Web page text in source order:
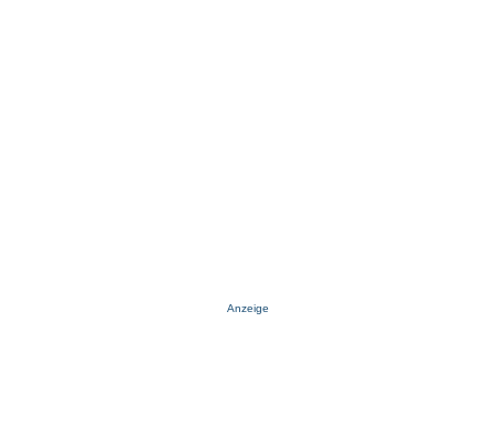
Anzeige